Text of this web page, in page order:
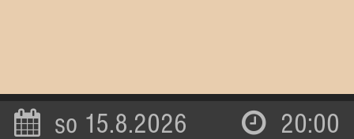
so 15.8.2026 20:00